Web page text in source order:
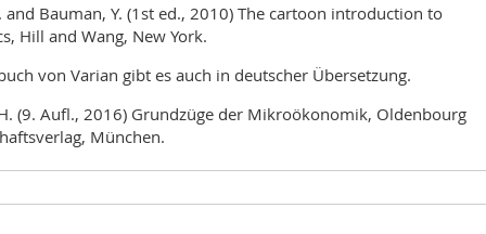
and Bauman, Y. (1st ed., 2010) The cartoon introduction to
Hill and Wang, New York.
von Varian gibt es auch in deutscher Übersetzung.
(9. Aufl., 2016) Grundzüge der Mikroökonomik, Oldenbourg
München.